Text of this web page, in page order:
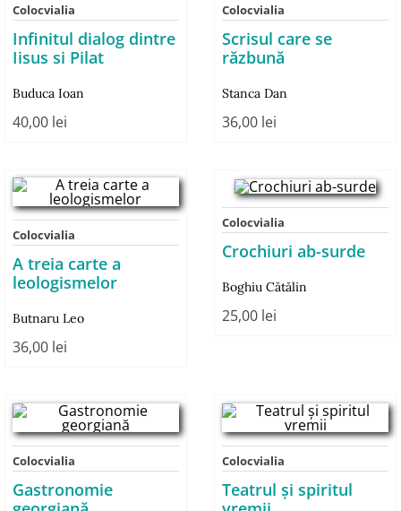
Colocvialia
Infinitul dialog dintre
Iisus si Pilat
Buduca Ioan
40,00 lei
Colocvialia
Scrisul care se
răzbună
Stanca Dan
36,00 lei
Colocvialia
A treia carte a
leologismelor
Butnaru Leo
36,00 lei
Colocvialia
Crochiuri ab-surde
Boghiu Cătălin
25,00 lei
Colocvialia
Gastronomie
Colocvialia
Teatrul şi spiritul